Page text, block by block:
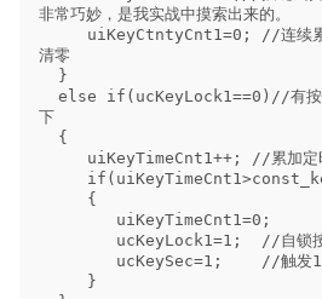
非常巧妙，是我实战中摸索出来的。
清零
下